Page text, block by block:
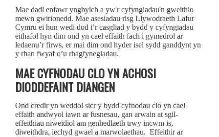
Mae dadl enfawr ynghylch a yw'r cyfyngiadau'n gweithio
mewn gwirionedd. Mae asesiadau risg Llywodraeth Lafur
Cymru ei hun wedi dod i’r casgliad y bydd y cyfyngiadau
eithafol hyn dim ond yn cael effaith fach i gymedrol ar
ledaenu’r firws, er mai dim ond hyder isel sydd ganddynt yn
y rhan fwyaf o’u rhagfynegiadau.
MAE CYFNODAU CLO YN ACHOSI
DIODDEFAINT DIANGEN
Ond credir yn weddol sicr y bydd cyfnodau clo yn cael
effaith andwyol iawn ar fusnesau, gan arwain at sgil-
effeithiau niweidiol am genhedlaeth trwy incwm is,
diweithdra, iechyd gwael a marwolaethau. Effeithir ar